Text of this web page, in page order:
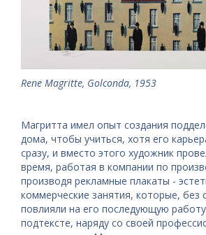
Rene Magritte, Golconda, 1953
Магритта имел опыт создания
дома, чтобы учиться, хотя его
сразу, и вместо этого художник
время, работая в компании по
производя рекламные плакаты -
коммерческие занятия, которые, без
повлияли на его последующую
подтексте, наряду со своей